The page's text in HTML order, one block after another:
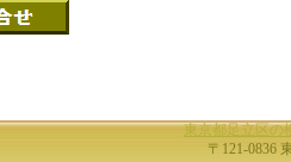
東京都足立区の
〒121-0836